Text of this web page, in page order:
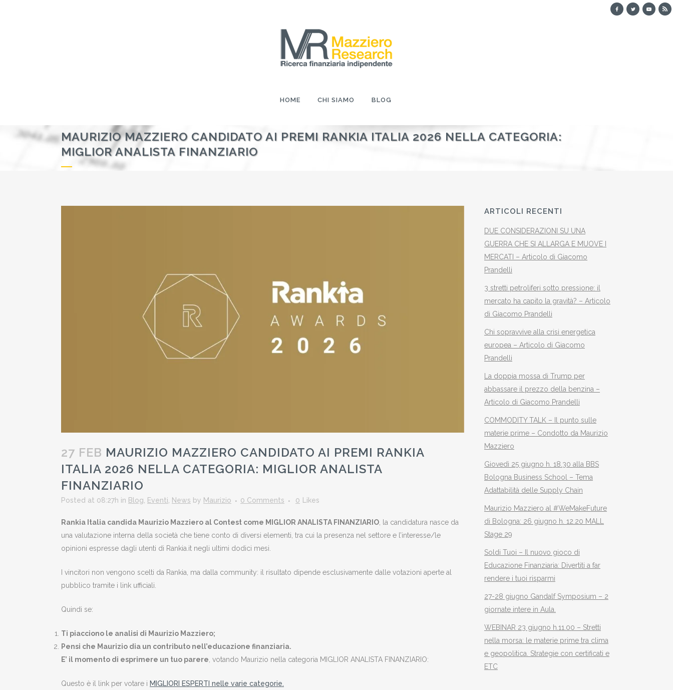
HOME CHI SIAMO BLOG
MAURIZIO MAZZIERO CANDIDATO AI PREMI RANKIA ITALIA 2026 NELLA CATEGORIA:
MIGLIOR ANALISTA FINANZIARIO
27 FEB MAURIZIO MAZZIERO CANDIDATO AI PREMI RANKIA
ITALIA 2026 NELLA CATEGORIA: MIGLIOR ANALISTA
FINANZIARIO
Posted at 08:27h in Blog Eventi News by Maurizio 0 Comments 0 Likes
Rankia Italia candida Maurizio Mazziero al Contest come MIGLIOR ANALISTA FINANZIARIO , la candidatura nasce da
una valutazione interna della società che tiene conto di diversi elementi, tra cui la presenza nel settore e l’interesse/le
opinioni espresse dagli utenti di Rankia.it negli ultimi dodici mesi.
I vincitori non vengono scelti da Rankia, ma dalla community: il risultato dipende esclusivamente dalle votazioni aperte al
pubblico tramite i link ufficiali.
Quindi se:
Ti piacciono le analisi di Maurizio Mazziero;
Pensi che Maurizio dia un contributo nell’educazione finanziaria.
E’ il momento di esprimere un tuo parere , votando Maurizio nella categoria MIGLIOR ANALISTA FINANZIARIO:
Questo è il link per votare i MIGLIORI ESPERTI nelle varie categorie.
ARTICOLI RECENTI
DUE CONSIDERAZIONI SU UNA
GUERRA CHE SI ALLARGA E MUOVE I
MERCATI – Articolo di Giacomo
Prandelli
3 stretti petroliferi sotto pressione: il
mercato ha capito la gravità? – Articolo
di Giacomo Prandelli
Chi sopravvive alla crisi energetica
europea – Articolo di Giacomo
Prandelli
La doppia mossa di Trump per
abbassare il prezzo della benzina –
Articolo di Giacomo Prandelli
COMMODITY TALK – Il punto sulle
materie prime – Condotto da Maurizio
Mazziero
Giovedì 25 giugno h. 18.30 alla BBS
Bologna Business School – Tema
Adattabilità delle Supply Chain
Maurizio Mazziero al #WeMakeFuture
di Bologna: 26 giugno h. 12.20 MALL
Stage 29
Soldi Tuoi – Il nuovo gioco di
Educazione Finanziaria: Divertiti a far
rendere i tuoi risparmi
27-28 giugno Gandalf Symposium – 2
giornate intere in Aula.
WEBINAR 23 giugno h.11.00 – Stretti
nella morsa: le materie prime tra clima
e geopolitica. Strategie con certificati e
ETC